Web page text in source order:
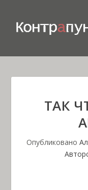
ТАК
Опубликовано